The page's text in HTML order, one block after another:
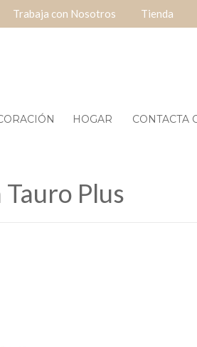
Trabaja con Nosotros Tienda
HOGAR CONTACTA
Tauro Plus